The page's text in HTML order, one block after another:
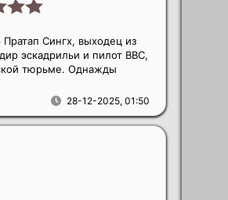
28-12-2025, 01:50
Сингх, выходец из
эскадрильи и пилот BBC,
тюрьме. Однажды